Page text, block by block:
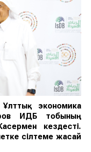
Ұлттық экономика
ИДБ тобының
кездесті.
сілтеме жасай